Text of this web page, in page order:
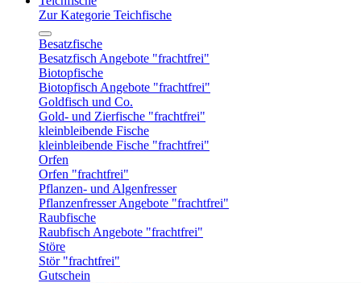
Zur Kategorie Teichfische
Besatzfische
Besatzfisch Angebote "frachtfrei"
Biotopfische
Biotopfisch Angebote "frachtfrei"
Goldfisch und Co.
Gold- und Zierfische "frachtfrei"
kleinbleibende Fische
kleinbleibende Fische "frachtfrei"
Orfen
Orfen "frachtfrei"
Pflanzen- und Algenfresser
Pflanzenfresser Angebote "frachtfrei"
Raubfische
Raubfisch Angebote "frachtfrei"
Störe
Stör "frachtfrei"
Gutschein